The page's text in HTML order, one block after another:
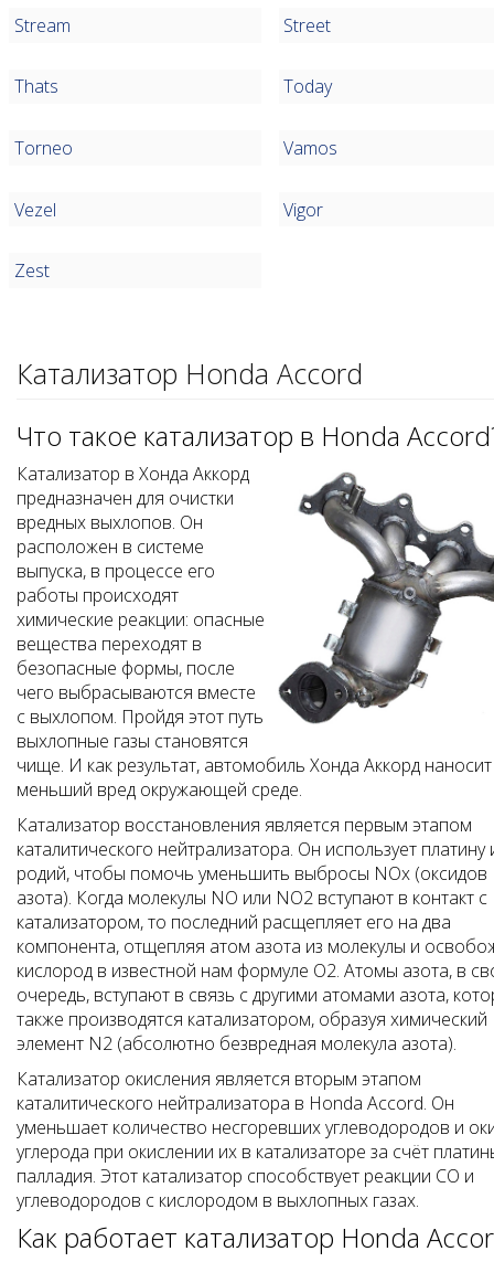
Stream Street
Thats Today
Torneo Vamos
Vezel Vigor
Zest
Катализатор Honda Accord
Что такое катализатор в Honda
Катализатор в Хонда Аккорд
предназначен для очистки
вредных выхлопов. Он
расположен в системе
выпуска, в процессе его
работы происходят
химические реакции: опасные
вещества переходят в
безопасные формы, после
чего выбрасываются вместе
с выхлопом. Пройдя этот путь
выхлопные газы становятся
чище. И как результат, автомобиль Хонда Аккорд наносит
меньший вред окружающей среде.
Катализатор восстановления является первым этапом
каталитического нейтрализатора. Он использует платину
родий, чтобы помочь уменьшить выбросы NOx (оксидов
азота). Когда молекулы NO или NO2 вступают в контакт с
катализатором, то последний расщепляет его на два
компонента, отщепляя атом азота из молекулы и
кислород в известной нам формуле O2. Атомы азота, в
очередь, вступают в связь с другими атомами азота,
также производятся катализатором, образуя химический
элемент N2 (абсолютно безвредная молекула азота).
Катализатор окисления является вторым этапом
каталитического нейтрализатора в Honda Accord. Он
уменьшает количество несгоревших углеводородов и
углерода при окислении их в катализаторе за счёт
палладия. Этот катализатор способствует реакции СО и
углеводородов с кислородом в выхлопных газах.
Как работает катализатор Honda